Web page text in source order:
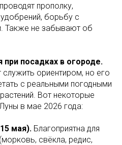
прополку,
борьбу с
Также не забывают об
при посадках в огороде.
ориентиром, но его
с реальными погодными
Вот некоторые
в мае 2026 года:
мая). Благоприятна для
свёкла, редис,